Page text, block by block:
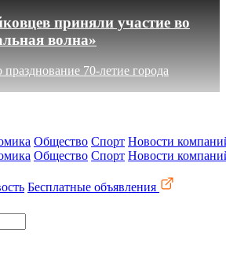
приняли участие во
волна»
70-летие города
Общество Спорт Новости
Общество Спорт Новости
Бесплатные объявления